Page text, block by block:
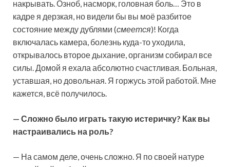
накрывать. Озноб, насморк, головная боль… Это в
кадре я дерзкая, но видели бы вы моё разбитое
состояние между дублями (смеется)! Когда
включалась камера, болезнь куда-то уходила,
открывалось второе дыхание, организм собирал все
силы. Домой я ехала абсолютно счастливая. Больная,
уставшая, но довольная. Я горжусь этой работой. Мне
кажется, всё получилось.
— Сложно было играть такую истеричку? Как вы
настраивались на роль?
— На самом деле, очень сложно. Я по своей натуре